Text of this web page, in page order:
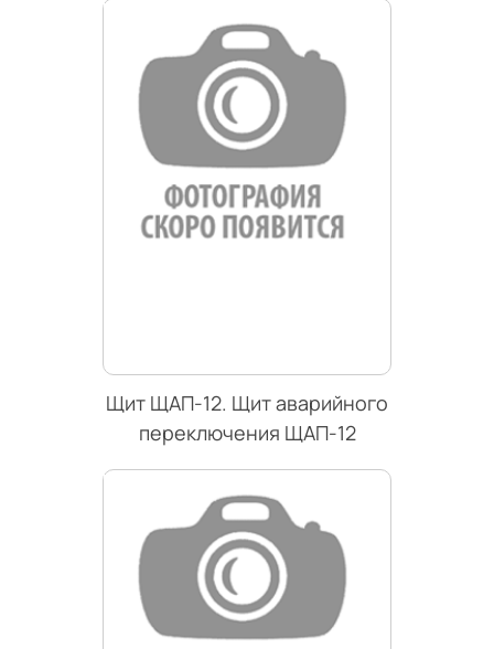
Щит ЩАП-12. Щит аварийного
переключения ЩАП-12